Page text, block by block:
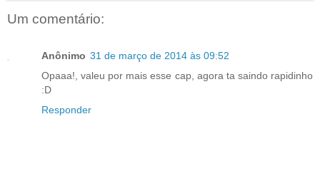
Um comentário:
Anônimo 31 de março de 2014 às 09:52
Opaaa!, valeu por mais esse cap, agora ta saindo rapidinho
:D
Responder